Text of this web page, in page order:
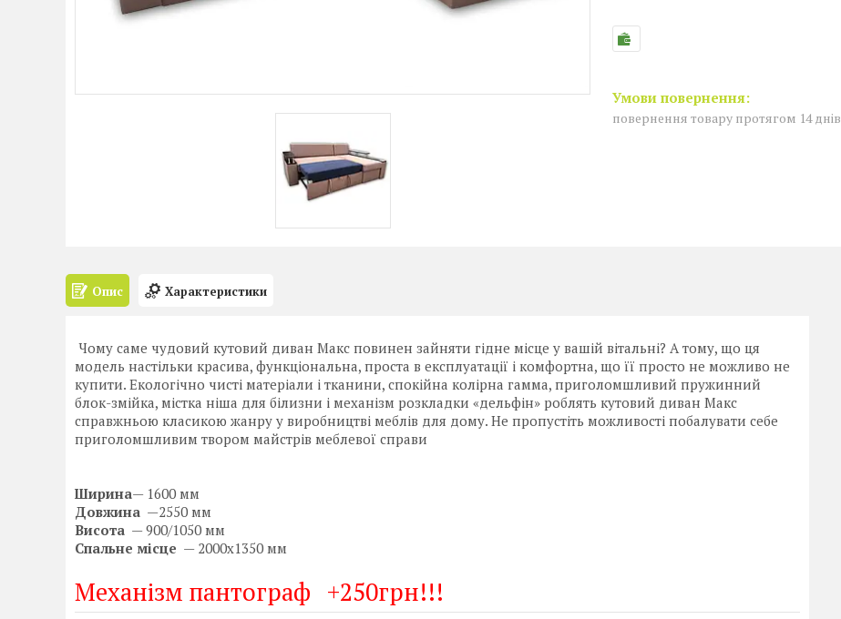
повернення товару протягом 14 днів
Опис Характеристики
Чому саме чудовий кутовий диван Макс повинен зайняти гідне місце у вашій вітальні? А тому, що ця
модель настільки красива, функціональна, проста в експлуатації і комфортна, що її просто не можливо не
купити. Екологічно чисті матеріали і тканини, спокійна колірна гамма, приголомшливий пружинний
блок-змійка, містка ніша для білизни і механізм розкладки «дельфін» роблять кутовий диван Макс
справжньою класикою жанру у виробництві меблів для дому. Не пропустіть можливості побалувати себе
приголомшливим твором майстрів меблевої справи
Ширина— 1600 мм
Довжина —2550 мм
Висота — 900/1050 мм
Спальне місце — 2000х1350 мм
Механізм пантограф +250грн!!!